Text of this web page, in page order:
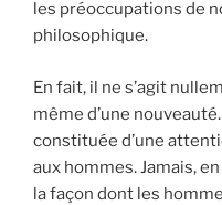
les préoccupations de
philosophique.
En fait, il ne s’agit
même d’une
constituée d’une
aux hommes. Jamais,
la façon dont les